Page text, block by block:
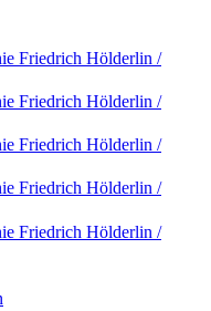
Friedrich Hölderlin /
Friedrich Hölderlin /
Friedrich Hölderlin /
Friedrich Hölderlin /
Friedrich Hölderlin /